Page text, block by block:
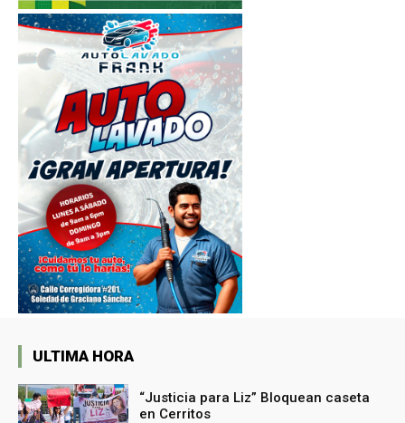
ULTIMA HORA
“Justicia para Liz” Bloquean caseta
en Cerritos